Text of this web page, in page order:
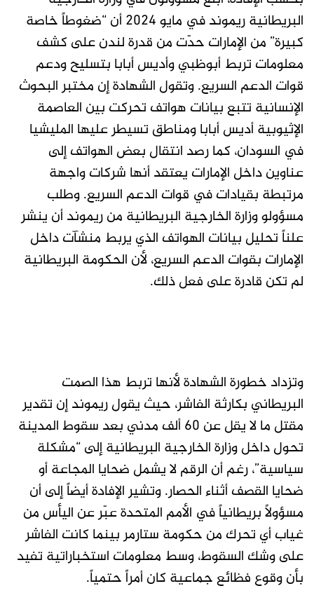
البريطانية ريموند في مايو 2024 أن “ضغوطاً خاصة
كبيرة” من الإمارات حدّت من قدرة لندن على كشف
معلومات تربط أبوظبي وأديس أبابا بتسليح ودعم
قوات الدعم السريع. وتقول الشهادة إن مختبر البحوث
الإنسانية تتبع بيانات هواتف تحركت بين العاصمة
الإثيوبية أديس أبابا ومناطق تسيطر عليها المليشيا
في السودان، كما رصد انتقال بعض الهواتف إلى
عناوين داخل الإمارات يعتقد أنها شركات واجهة
مرتبطة بقيادات في قوات الدعم السريع. وطلب
مسؤولو وزارة الخارجية البريطانية من ريموند أن ينشر
علناً تحليل بيانات الهواتف الذي يربط منشآت داخل
الإمارات بقوات الدعم السريع، لأن الحكومة البريطانية
لم تكن قادرة على فعل ذلك.
وتزداد خطورة الشهادة لأنها تربط هذا الصمت
البريطاني بكارثة الفاشر، حيث يقول ريموند إن تقدير
مقتل ما لا يقل عن 60 ألف مدني بعد سقوط المدينة
تحول داخل وزارة الخارجية البريطانية إلى “مشكلة
سياسية”، رغم أن الرقم لا يشمل ضحايا المجاعة أو
ضحايا القصف أثناء الحصار. وتشير الإفادة أيضاً إلى أن
مسؤولاً بريطانياً في الأمم المتحدة عبّر عن اليأس من
غياب أي تحرك من حكومة ستارمر بينما كانت الفاشر
على وشك السقوط، وسط معلومات استخباراتية تفيد
بأن وقوع فظائع جماعية كان أمراً حتمياً.